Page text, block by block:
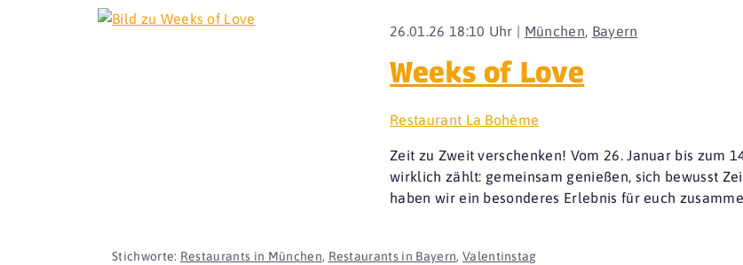
26.01.26 18:10 Uhr | München, Bayern
Weeks of Love
Restaurant La Bohème
Zeit zu Zweit verschenken! Vom 26. Januar bis zum
wirklich zählt: gemeinsam genießen, sich bewusst
haben wir ein besonderes Erlebnis für euch
Stichworte: Restaurants in München, Restaurants in Bayern, Valentinstag